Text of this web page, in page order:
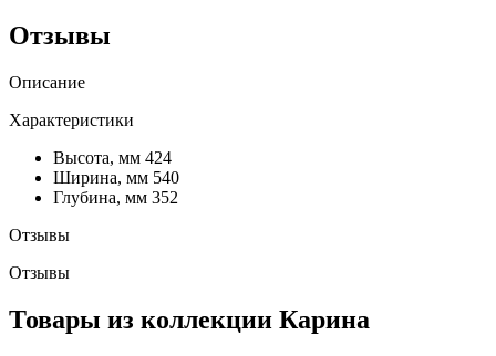
Отзывы
Описание
Характеристики
Высота, мм 424
Ширина, мм 540
Глубина, мм 352
Отзывы
Отзывы
Товары из коллекции Карина